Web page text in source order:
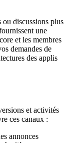
ou discussions plus
une
et les membres
demandes de
des applis
et activités
ces canaux :
annonces